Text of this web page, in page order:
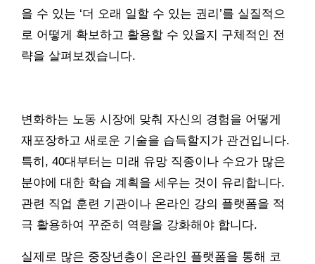
을 수 있는 ‘더 오래 일할 수 있는 권리’를 실질적으
로 어떻게 확보하고 활용할 수 있을지 구체적인 전
략을 살펴보겠습니다.
변화하는 노동 시장에 맞춰 자신의 경험을 어떻게
재포장하고 새로운 기술을 습득할지가 관건입니다.
특히, 40대부터는 미래 유망 직종이나 수요가 많은
분야에 대한 학습 계획을 세우는 것이 유리합니다.
관련 직업 훈련 기관이나 온라인 강의 플랫폼을 적
극 활용하여 꾸준히 역량을 강화해야 합니다.
실제로 많은 중장년층이 온라인 플랫폼을 통해 코